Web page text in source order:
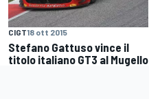
CIGT18 ott 2015
Stefano Gattuso vince il
titolo italiano GT3 al Mugello